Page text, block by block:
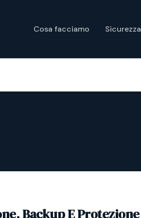
Cosa facciamo Sicurezza
Backup E Protezione